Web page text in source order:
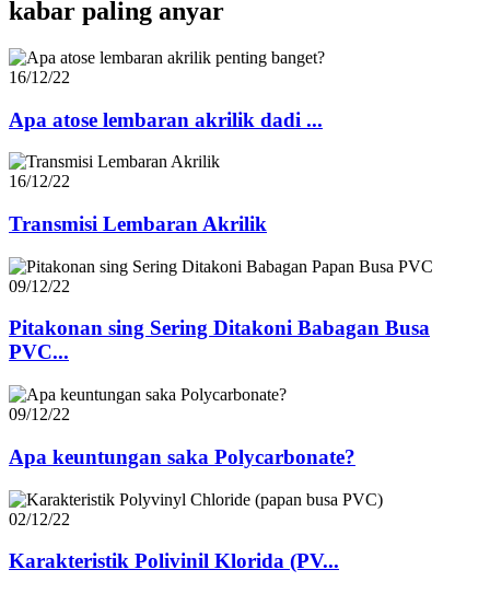
kabar paling anyar
16/12/22
Apa atose lembaran akrilik dadi ...
16/12/22
Transmisi Lembaran Akrilik
09/12/22
Pitakonan sing Sering Ditakoni Babagan Busa
PVC...
09/12/22
Apa keuntungan saka Polycarbonate?
02/12/22
Karakteristik Polivinil Klorida (PV...